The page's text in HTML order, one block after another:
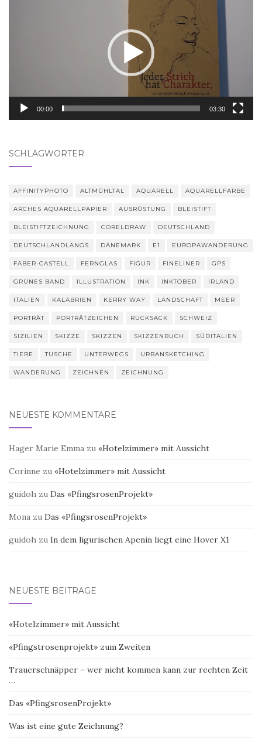
00:00 03:30
SCHLAGWÖRTER
AFFINITYPHOTO ALTMÜHLTAL AQUARELL AQUARELLFARBE
ARCHES AQUARELLPAPIER AUSRÜSTUNG BLEISTIFT
BLEISTIFTZEICHNUNG CORELDRAW DEUTSCHLAND
DEUTSCHLANDLÄNGS DÄNEMARK E1 EUROPAWANDERUNG
FABER-CASTELL FERNGLAS FIGUR FINELINER GPS
GRÜNES BAND ILLUSTRATION INK INKTOBER IRLAND
ITALIEN KALABRIEN KERRY WAY LANDSCHAFT MEER
PORTRÄT PORTRÄTZEICHEN RUCKSACK SCHWEIZ
SIZILIEN SKIZZE SKIZZEN SKIZZENBUCH SÜDITALIEN
TIERE TUSCHE UNTERWEGS URBANSKETCHING
WANDERUNG ZEICHNEN ZEICHNUNG
NEUESTE KOMMENTARE
Hager Marie Emma zu «Hotelzimmer» mit Aussicht
Corinne zu «Hotelzimmer» mit Aussicht
guidoh zu Das «PfingsrosenProjekt»
Mona zu Das «PfingsrosenProjekt»
guidoh zu In dem ligurischen Apenin liegt eine Hover X1
NEUESTE BEITRÄGE
«Hotelzimmer» mit Aussicht
«Pfingstrosenprojekt» zum Zweiten
Trauerschnäpper – wer nicht kommen kann zur rechten Zeit
…
Das «PfingsrosenProjekt»
Was ist eine gute Zeichnung?